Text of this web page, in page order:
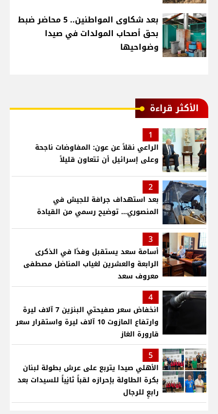
بعد شكاوى المواطنين.. 5 محاضر ضبط
بحق أصحاب المولدات في صيدا
وضواحيها
الأكثر قراءة
1
الراعي نقلاً عن عون: المفاوضات ناجحة
وعلى إسرائيل أن تتعاون قليلاً
2
بعد استهداف جرافة للجيش في
المنصوري... توضيح رسمي من القيادة
3
أسامة سعد يستقبل وفدًا في الذكرى
الرابعة والعشرين لغياب المناضل مصطفى
معروف سعد
4
انخفاض سعر صفيحتي البنزين 7 آلاف ليرة
وارتفاع المازوت 10 آلاف ليرة واستقرار سعر
قارورة الغاز
5
الأهلي صيدا يتربع على عرش بطولة لبنان
بكرة الطاولة بإحرازه لقباً ثانٍياً للسيدات بعد
رابعٍ للرجال